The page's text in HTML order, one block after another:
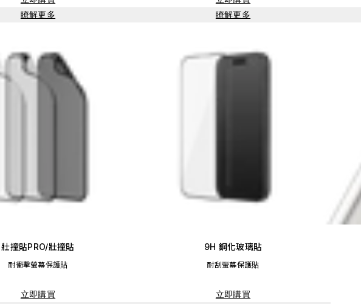
瞭解更多
瞭解更多
壯撞貼PRO/壯撞貼
耐衝擊螢幕保護貼
立即購買
9H 鋼化玻璃貼
耐刮螢幕保護貼
立即購買